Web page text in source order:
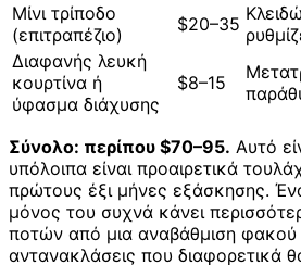
Μίνι τρίποδο
(επιτραπέζιο)
$20–35
Διαφανής λευκή
κουρτίνα ή
ύφασμα διάχυσης
$8–15
Σύνολο: περίπου $70–95. Αυτό
υπόλοιπα είναι προαιρετικά
πρώτους έξι μήνες εξάσκησης.
μόνος του συχνά κάνει
ποτών από μια αναβάθμιση φακού
αντανακλάσεις που διαφορετικά